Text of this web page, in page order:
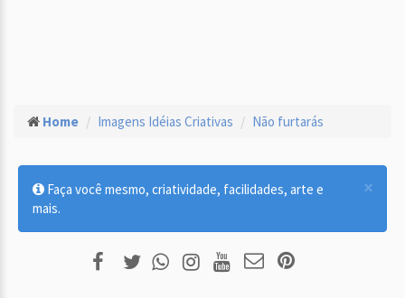
Home Imagens Idéias Criativas Não furtarás
×
Faça você mesmo, criatividade, facilidades, arte e
mais.